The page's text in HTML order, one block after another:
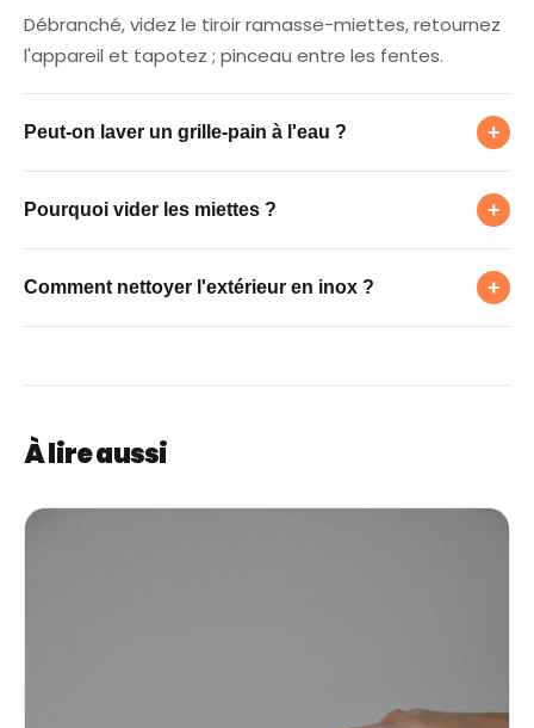
Débranché, videz le tiroir ramasse-miettes, retournez
l'appareil et tapotez ; pinceau entre les fentes.
Peut-on laver un grille-pain à l'eau ? +
miettes se lave, bien séché.
Pourquoi vider les miettes ? +
risque d'incendie.
Comment nettoyer l'extérieur en inox ? +
À lire aussi